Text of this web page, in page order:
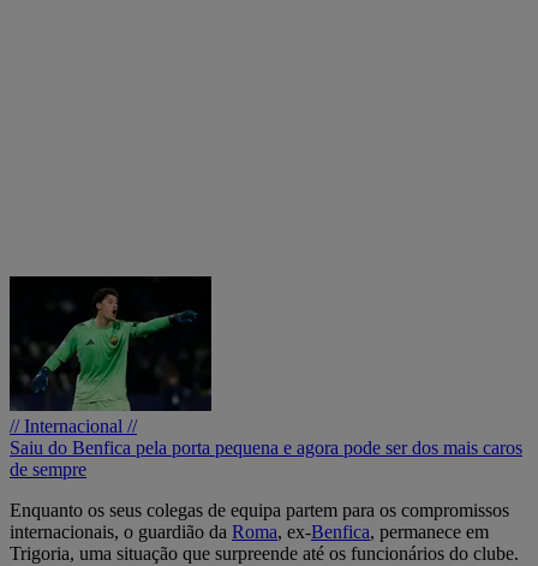
// Internacional //
Saiu do Benfica pela porta pequena e agora pode ser dos mais caros
de sempre
Enquanto os seus colegas de equipa partem para os compromissos
internacionais, o guardião da Roma, ex-Benfica, permanece em
Trigoria, uma situação que surpreende até os funcionários do clube.